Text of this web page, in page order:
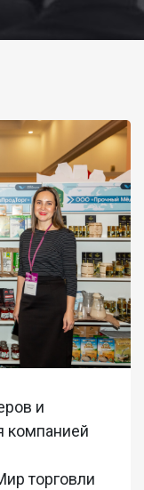
и
компанией
торговли